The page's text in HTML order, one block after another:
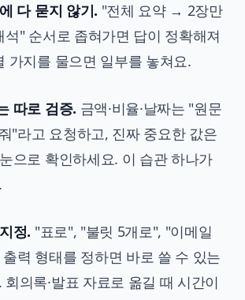
다 묻지 않기. "전체 요약 → 2장만
" 순서로 좁혀가면 답이 정확해져
가지를 물으면 일부를 놓쳐요.
따로 검증. 금액·비율·날짜는 "원문
"라고 요청하고, 진짜 중요한 값은
으로 확인하세요. 이 습관 하나가
정. "표로", "불릿 5개로", "이메일
력 형태를 정하면 바로 쓸 수 있는
의록·발표 자료로 옮길 때 시간이